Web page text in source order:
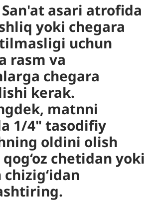
asari atrofida
yoki chegara
uchun
rasm va
chegara
kerak.
matnni
1/4" tasodifiy
oldini olish
chetidan yoki
chizig‘idan